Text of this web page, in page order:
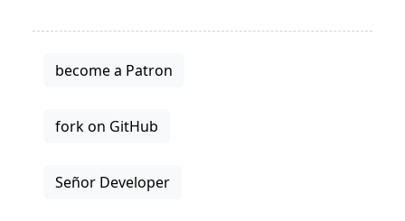
become a Patron
fork on GitHub
Señor Developer